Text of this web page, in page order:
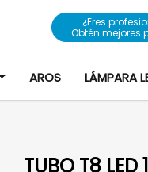
¿Eres
Obtén mejores
AROS LÁMPARA
TUBO T8